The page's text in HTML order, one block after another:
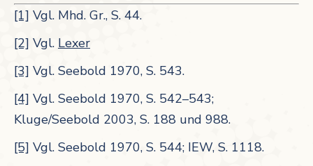
[1] Vgl. Mhd. Gr., S. 44.
[2] Vgl. Lexer
[3] Vgl. Seebold 1970, S. 543.
[4] Vgl. Seebold 1970, S. 542–543;
Kluge/Seebold 2003, S. 188 und 988.
[5] Vgl. Seebold 1970, S. 544; IEW, S. 1118.